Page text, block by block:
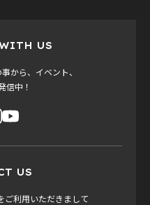
US
から、イベント、
信中！
US
ご利用いただきまして